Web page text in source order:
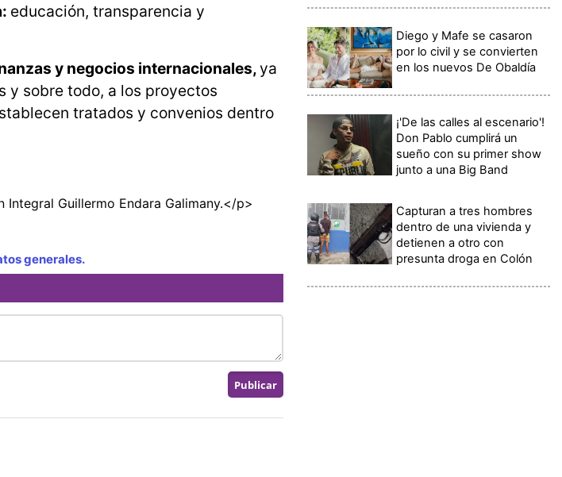
educación, transparencia y
y negocios internacionales,ya
y sobre todo, a los proyectos
tratados y convenios dentro
Guillermo Endara Galimany.</p>
generales.
Diego y Mafe se casaron
por lo civil y se convierten
en los nuevos De Obaldía
¡'De las calles al escenario'!
Don Pablo cumplirá un
sueño con su primer show
junto a una Big Band
Capturan a tres hombres
dentro de una vivienda y
detienen a otro con
presunta droga en Colón